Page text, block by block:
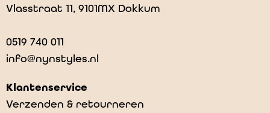
Vlasstraat 11, 9101MX Dokkum
0519 740 011
info@nynstyles.nl
Klantenservice
Verzenden & retourneren